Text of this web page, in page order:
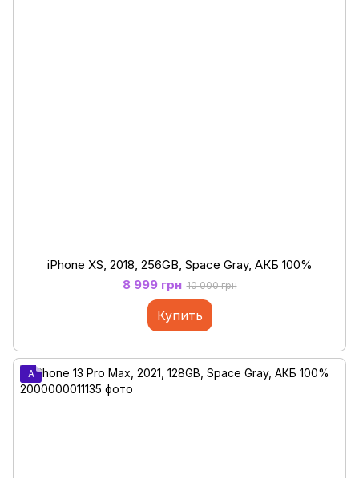
iPhone XS, 2018, 256GB, Space Gray, АКБ 100%
8 999 грн 10 000 грн
Купить
A